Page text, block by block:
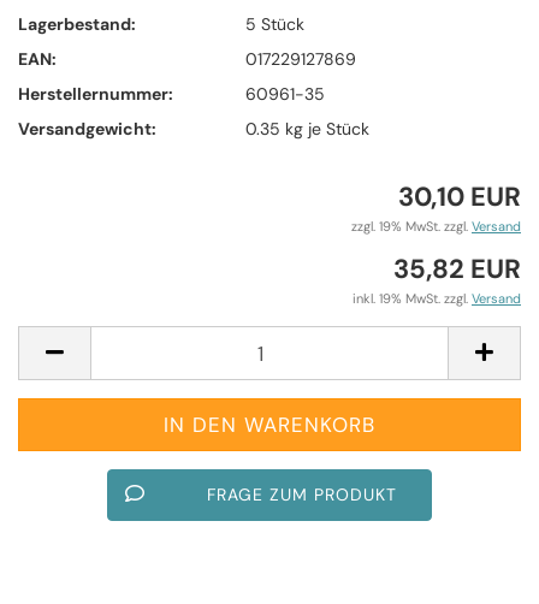
Lagerbestand: 5Stück
EAN:
017229127869
Herstellernummer:
60961-35
Versandgewicht:
0.35 kg je Stück
30,10 EUR
zzgl. 19% MwSt. zzgl. Versand
35,82 EUR
inkl. 19% MwSt. zzgl. Versand
FRAGE ZUM PRODUKT